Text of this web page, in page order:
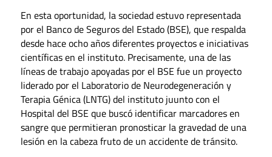
En esta oportunidad, la sociedad estuvo representada
por el Banco de Seguros del Estado (BSE), que respalda
desde hace ocho años diferentes proyectos e iniciativas
científicas en el instituto. Precisamente, una de las
líneas de trabajo apoyadas por el BSE fue un proyecto
liderado por el Laboratorio de Neurodegeneración y
Terapia Génica (LNTG) del instituto juunto con el
Hospital del BSE que buscó identificar marcadores en
sangre que permitieran pronosticar la gravedad de una
lesión en la cabeza fruto de un accidente de tránsito.